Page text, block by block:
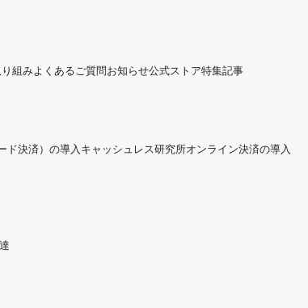
組みよくあるご質問お知らせ公式ストア特集記事
ド決済）の導入 キャッシュレス研究所オンライン決済の導入